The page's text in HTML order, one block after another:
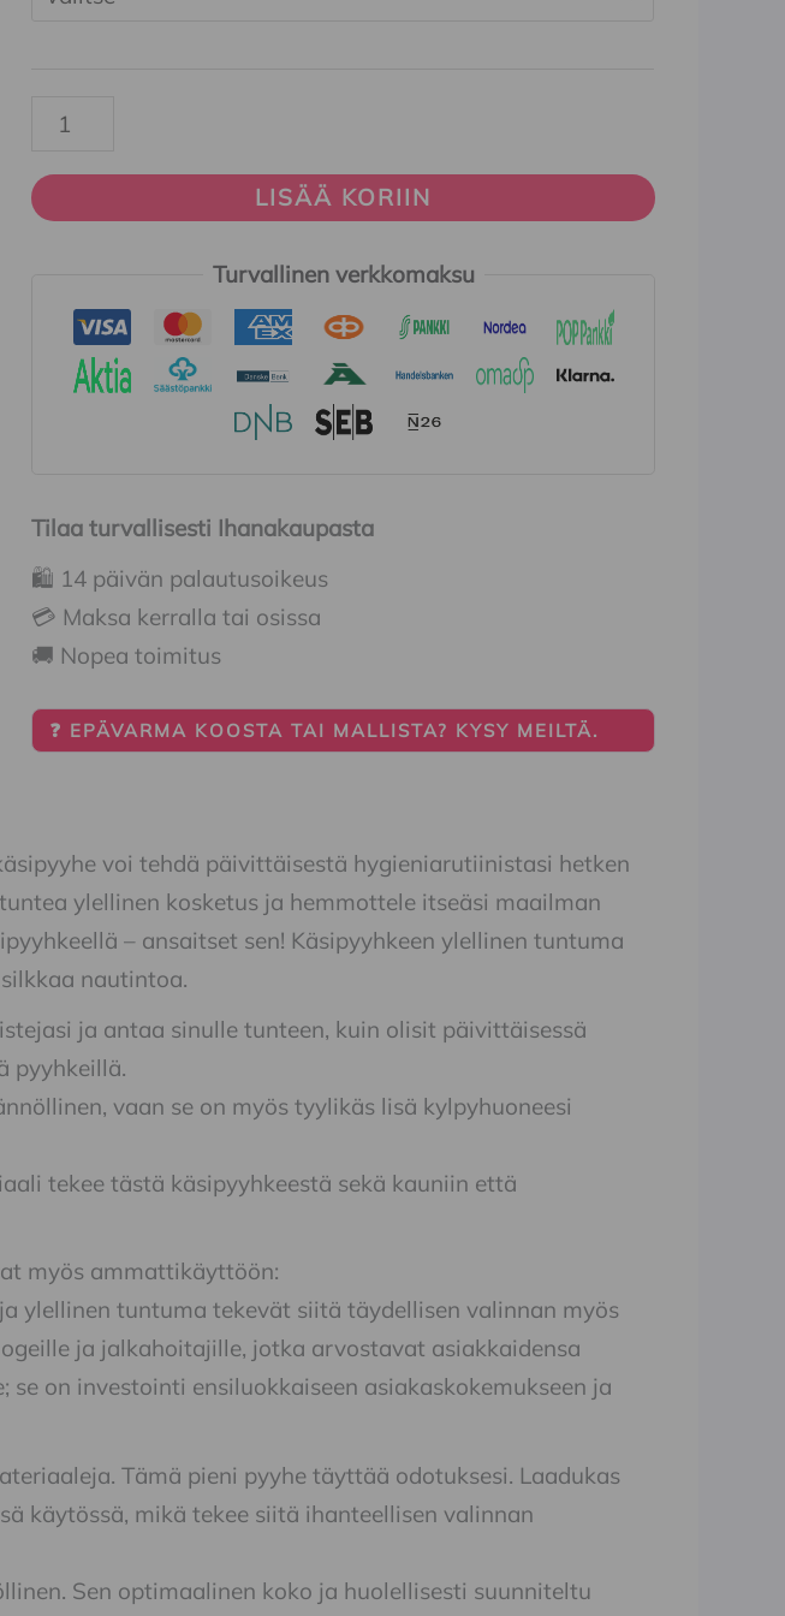
LISÄÄ KORIIN
Turvallinen verkkomaksu
Tilaa turvallisesti Ihanakaupasta
🛍️ 14 päivän palautusoikeus
💳 Maksa kerralla tai osissa
🚚 Nopea toimitus
❓ EPÄVARMA KOOSTA TAI MALLISTA? KYSY MEILTÄ.
voi tehdä päivittäisestä hygieniarutiinistasi hetken
ylellinen kosketus ja hemmottele itseäsi maailman
– ansaitset sen! Käsipyyhkeen ylellinen tuntuma
nautintoa.
ja antaa sinulle tunteen, kuin olisit päivittäisessä
pyyhkeillä.
vaan se on myös tyylikäs lisä kylpyhuoneesi
tekee tästä käsipyyhkeestä sekä kauniin että
myös ammattikäyttöön:
ylellinen tuntuma tekevät siitä täydellisen valinnan myös
ja jalkahoitajille, jotka arvostavat asiakkaidensa
se on investointi ensiluokkaiseen asiakaskokemukseen ja
Tämä pieni pyyhe täyttää odotuksesi. Laadukas
käytössä, mikä tekee siitä ihanteellisen valinnan
Sen optimaalinen koko ja huolellisesti suunniteltu